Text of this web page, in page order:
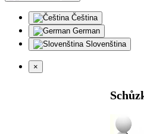
Čeština
German
Slovenština
×